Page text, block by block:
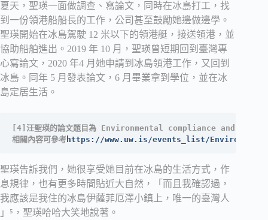
夏天，聖瑛一面做調查、寫論文，同時在冰島打工，找
到一份領港船船長的工作，公司甚至鼓勵她邊做邊學。
聖瑛開始在冰島駕駛 12 米以下的領港艇，接送領港，並
協助船舶進出。2019 年 10 月，聖瑛曾短期回到臺灣專
心寫論文，2020 年4 月她申請到冰島領港工作，又回到
冰島。同年 5 月發表論文，6 月畢業拿到學位，並在冰
島定居生活。
[4]汪聖瑛的論文題目為 Environmental compliance
相關內容可參考 https://www.uw.is/events_list/
聖瑛告訴我們，她很享受她目前在冰島的生活方式，作
息規律，也有更多時間貼近大自然，「而且我確認過，
我應該是我住的冰島伊薩菲厄澤小鎮上，唯一的臺灣人
」⁵，聖瑛哈哈大笑地說著。